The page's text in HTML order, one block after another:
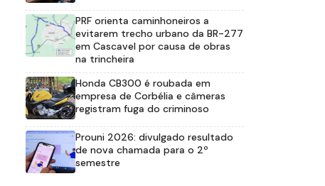
PRF orienta caminhoneiros a
evitarem trecho urbano da BR-277
em Cascavel por causa de obras
na trincheira
Honda CB300 é roubada em
empresa de Corbélia e câmeras
registram fuga do criminoso
Prouni 2026: divulgado resultado
de nova chamada para o 2º
semestre